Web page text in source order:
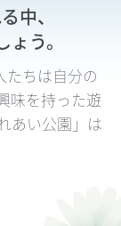
中、
う。
たちは自分の
味を持った遊
あい公園」は